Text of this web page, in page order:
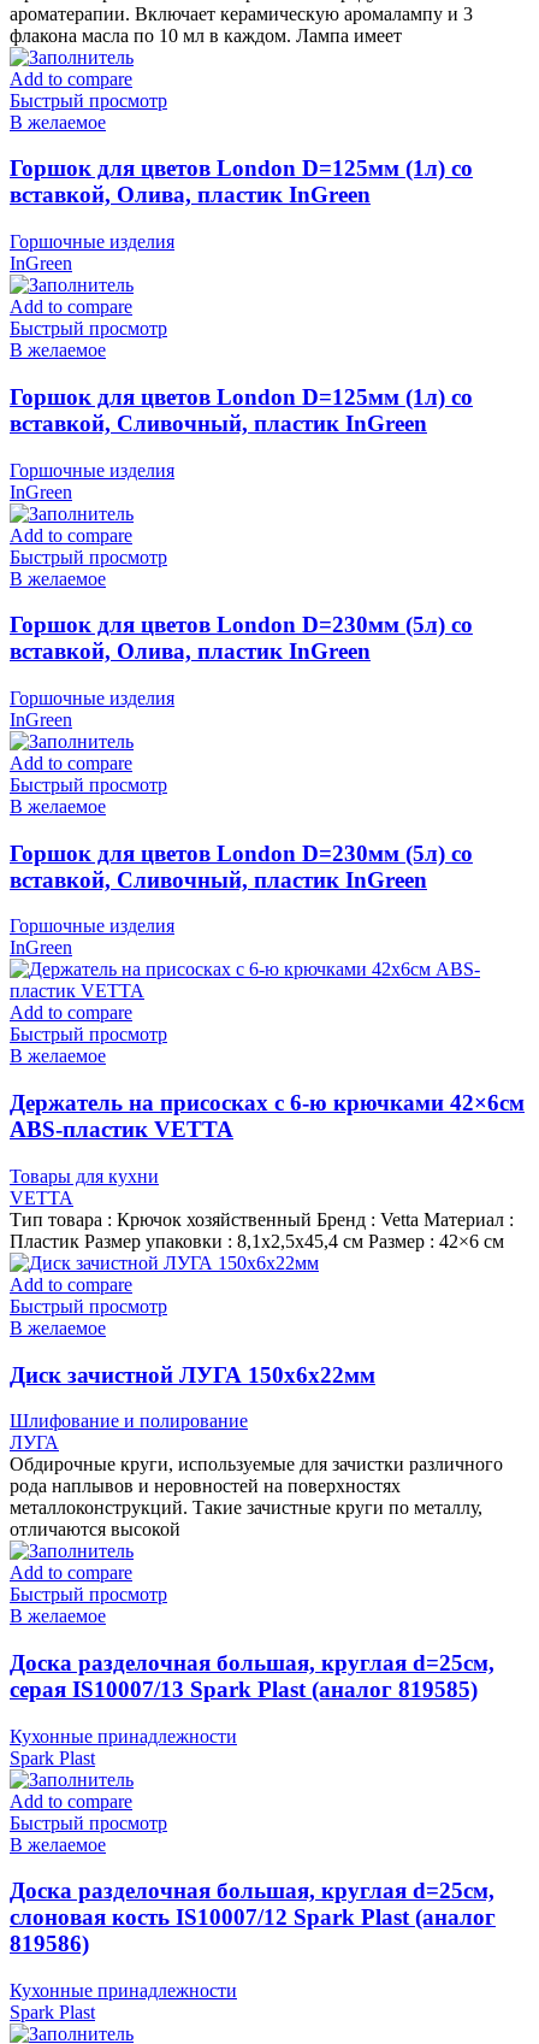
ароматерапии. Включает керамическую аромалампу и 3
флакона масла по 10 мл в каждом. Лампа имеет
Add to compare
Быстрый просмотр
В желаемое
Горшок для цветов London D=125мм (1л) со
вставкой, Олива, пластик InGreen
Горшочные изделия
InGreen
Add to compare
Быстрый просмотр
В желаемое
Горшок для цветов London D=125мм (1л) со
вставкой, Сливочный, пластик InGreen
Горшочные изделия
InGreen
Add to compare
Быстрый просмотр
В желаемое
Горшок для цветов London D=230мм (5л) со
вставкой, Олива, пластик InGreen
Горшочные изделия
InGreen
Add to compare
Быстрый просмотр
В желаемое
Горшок для цветов London D=230мм (5л) со
вставкой, Сливочный, пластик InGreen
Горшочные изделия
InGreen
Add to compare
Быстрый просмотр
В желаемое
Держатель на присосках с 6-ю крючками 42×6см
ABS-пластик VETTA
Товары для кухни
VETTA
Тип товара : Крючок хозяйственный Бренд : Vetta Материал :
Пластик Размер упаковки : 8,1х2,5х45,4 см Размер : 42×6 см
Add to compare
Быстрый просмотр
В желаемое
Диск зачистной ЛУГА 150х6х22мм
Шлифование и полирование
ЛУГА
Обдирочные круги, используемые для зачистки различного
рода наплывов и неровностей на поверхностях
металлоконструкций. Такие зачистные круги по металлу,
отличаются высокой
Add to compare
Быстрый просмотр
В желаемое
Доска разделочная большая, круглая d=25см,
серая IS10007/13 Spark Plast (аналог 819585)
Кухонные принадлежности
Spark Plast
Add to compare
Быстрый просмотр
В желаемое
Доска разделочная большая, круглая d=25см,
слоновая кость IS10007/12 Spark Plast (аналог
819586)
Кухонные принадлежности
Spark Plast